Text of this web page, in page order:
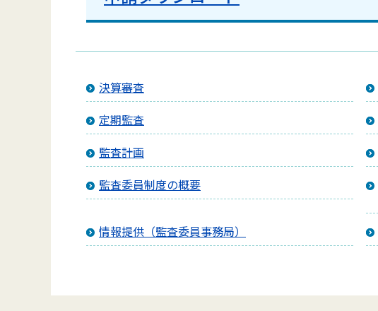
決算審査
定期監査
監査計画
監査委員制度の概要
情報提供（監査委員事務局）